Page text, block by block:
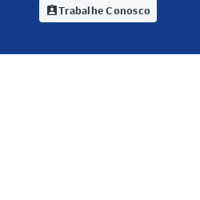
assignment_indTrabalhe Conosco